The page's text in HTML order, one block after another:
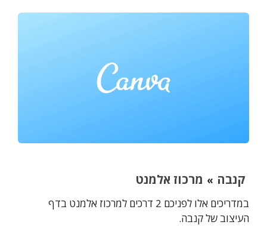
קנבה » מרכוז אלמנט
במדריכים אלו לפניכם 2 דרכים למרכוז אלמנט בדף
העיצוב של קנבה.